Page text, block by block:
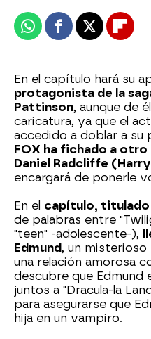
WhatsappFacebook
X
En el capítulo hará su
protagonista de la
Pattinson, aunque de
caricatura, ya que el
accedido a doblar a su
FOX ha fichado a
Daniel Radcliffe
encargará de ponerle
En el capítulo, titulado
de palabras entre
"teen" -adolescente-),
Edmund, un misterioso
una relación amorosa
descubre que Edmund
juntos a "Dracula-la
para asegurarse que
hija en un vampiro.